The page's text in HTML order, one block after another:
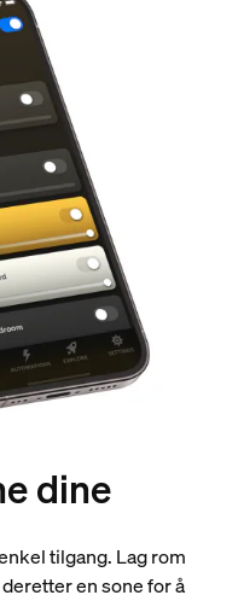
dine
tilgang. Lag rom
en sone for å